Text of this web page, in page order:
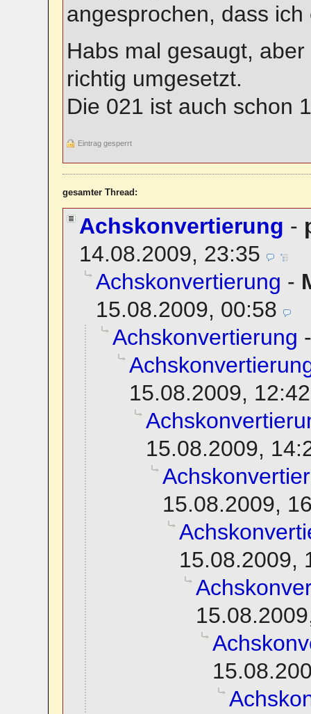
angesprochen, dass
Habs mal gesaugt,
richtig umgesetzt.
Die 021 ist auch schon
Eintrag gesperrt
gesamter Thread:
Achskonvertierung -
14.08.2009, 23:35
Achskonvertierung -
15.08.2009, 00:58
Achskonvertierung
15.08.2009, 12:42
15.08.2009,
15.08.2009,
15.08.2009,